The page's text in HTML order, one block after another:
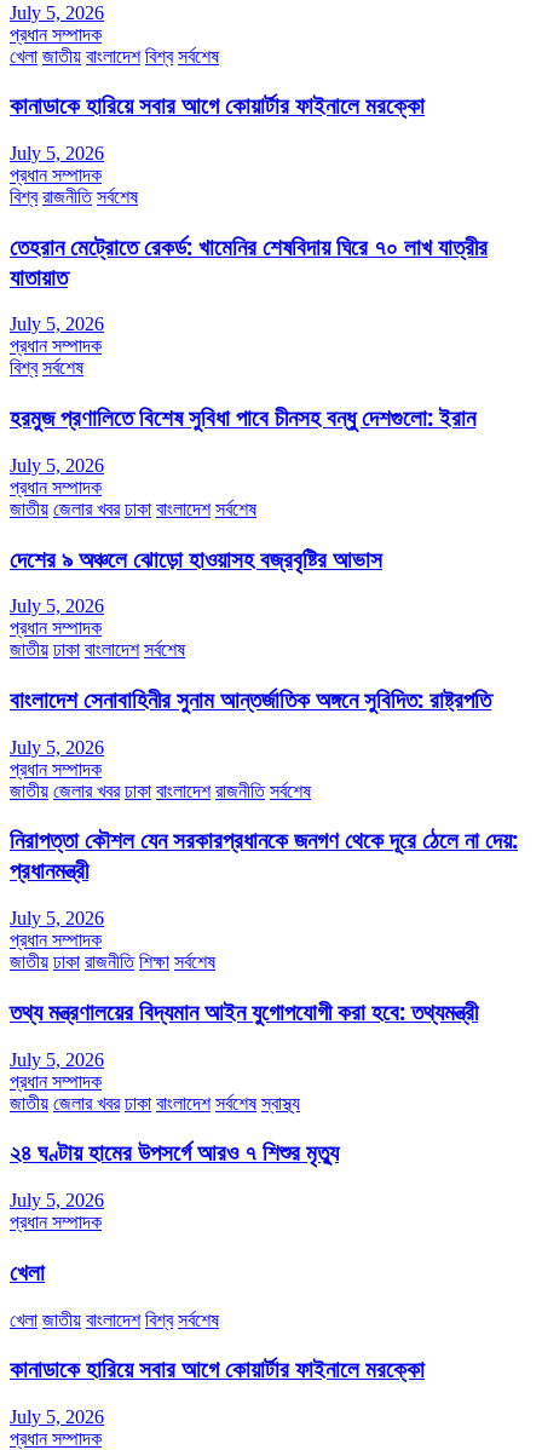
July 5, 2026
প্রধান সম্পাদক
খেলা জাতীয় বাংলাদেশ বিশ্ব সর্বশেষ
কানাডাকে হারিয়ে সবার আগে কোয়ার্টার ফাইনালে মরক্কো
July 5, 2026
প্রধান সম্পাদক
বিশ্ব রাজনীতি সর্বশেষ
তেহরান মেট্রোতে রেকর্ড: খামেনির শেষবিদায় ঘিরে ৭০ লাখ যাত্রীর
যাতায়াত
July 5, 2026
প্রধান সম্পাদক
বিশ্ব সর্বশেষ
হরমুজ প্রণালিতে বিশেষ সুবিধা পাবে চীনসহ বন্ধু দেশগুলো: ইরান
July 5, 2026
প্রধান সম্পাদক
জাতীয় জেলার খবর ঢাকা বাংলাদেশ সর্বশেষ
দেশের ৯ অঞ্চলে ঝোড়ো হাওয়াসহ বজ্রবৃষ্টির আভাস
July 5, 2026
প্রধান সম্পাদক
জাতীয় ঢাকা বাংলাদেশ সর্বশেষ
বাংলাদেশ সেনাবাহিনীর সুনাম আন্তর্জাতিক অঙ্গনে সুবিদিত: রাষ্ট্রপতি
July 5, 2026
প্রধান সম্পাদক
জাতীয় জেলার খবর ঢাকা বাংলাদেশ রাজনীতি সর্বশেষ
নিরাপত্তা কৌশল যেন সরকারপ্রধানকে জনগণ থেকে দূরে ঠেলে না দেয়:
প্রধানমন্ত্রী
July 5, 2026
প্রধান সম্পাদক
জাতীয় ঢাকা রাজনীতি শিক্ষা সর্বশেষ
তথ্য মন্ত্রণালয়ের বিদ্যমান আইন যুগোপযোগী করা হবে: তথ্যমন্ত্রী
July 5, 2026
প্রধান সম্পাদক
জাতীয় জেলার খবর ঢাকা বাংলাদেশ সর্বশেষ স্বাস্থ্য
২৪ ঘণ্টায় হামের উপসর্গে আরও ৭ শিশুর মৃত্যু
July 5, 2026
প্রধান সম্পাদক
খেলা
খেলা জাতীয় বাংলাদেশ বিশ্ব সর্বশেষ
কানাডাকে হারিয়ে সবার আগে কোয়ার্টার ফাইনালে মরক্কো
July 5, 2026
প্রধান সম্পাদক